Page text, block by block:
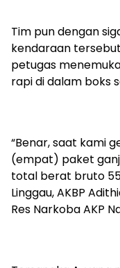
Tim pun dengan
kendaraan
petugas
rapi di dalam boks
“Benar, saat kami
(empat) paket
total berat bruto 55
Linggau, AKBP
Res Narkoba AKP